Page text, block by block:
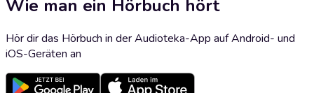
Wie man ein Hörbuch hört
Hör dir das Hörbuch in der Audioteka-App auf Android- und
iOS-Geräten an